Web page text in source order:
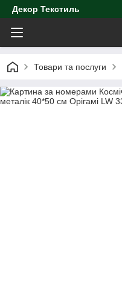
Декор Текстиль
Товари та послуги